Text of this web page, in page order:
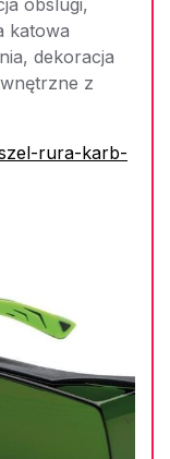
obslugi,
katowa
dekoracja
z
rura-karb-